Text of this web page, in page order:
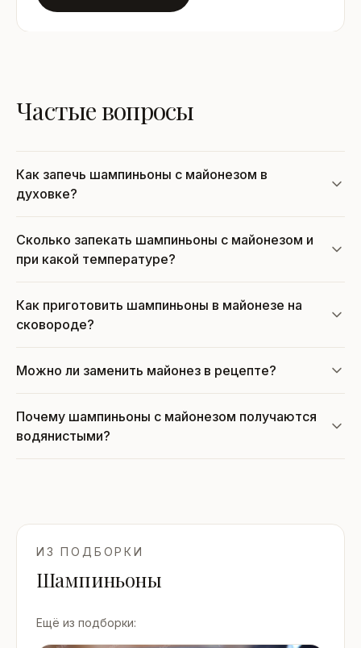
Частые вопросы
Как запечь шампиньоны с майонезом в
духовке?
Сколько запекать шампиньоны с майонезом и
при какой температуре?
Как приготовить шампиньоны в майонезе на
сковороде?
Можно ли заменить майонез в рецепте?
Почему шампиньоны с майонезом получаются
водянистыми?
ИЗ ПОДБОРКИ
Шампиньоны
Ещё из подборки: